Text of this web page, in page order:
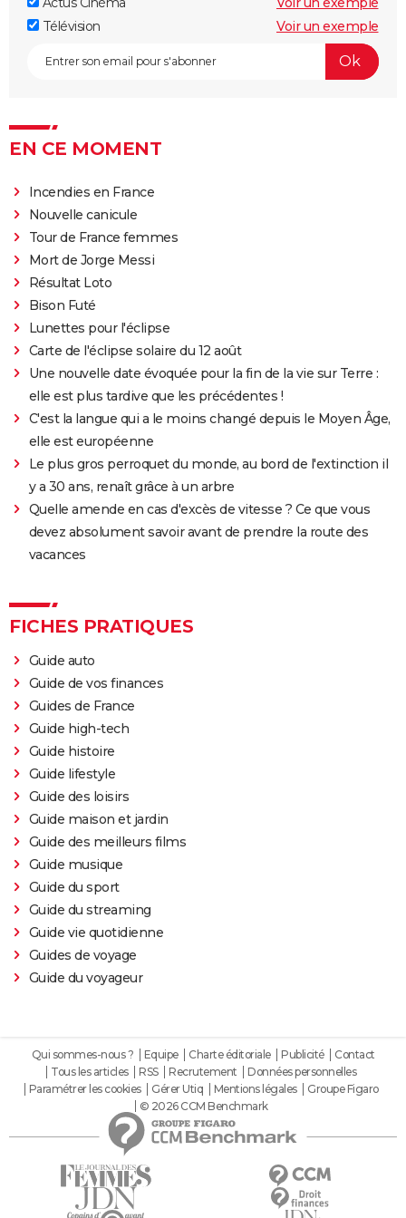
Lost in la Mancha
Télévision
Voir un exemple
EN CE MOMENT
Incendies en France
Nouvelle canicule
Tour de France femmes
Mort de Jorge Messi
Résultat Loto
Bison Futé
Lunettes pour l'éclipse
Carte de l'éclipse solaire du 12 août
Une nouvelle date évoquée pour la fin de la vie sur Terre :
elle est plus tardive que les précédentes !
C'est la langue qui a le moins changé depuis le Moyen Âge,
elle est européenne
Le plus gros perroquet du monde, au bord de l'extinction il
y a 30 ans, renaît grâce à un arbre
Quelle amende en cas d'excès de vitesse ? Ce que vous
devez absolument savoir avant de prendre la route des
vacances
FICHES PRATIQUES
Guide auto
Guide de vos finances
Guides de France
Guide high-tech
Guide histoire
Guide lifestyle
Guide des loisirs
Guide maison et jardin
Guide des meilleurs films
Guide musique
Guide du sport
Guide du streaming
Guide vie quotidienne
Guides de voyage
Guide du voyageur
Qui sommes-nous ? Equipe Charte éditoriale Publicité
Contact
Tous les articles
RSS Recrutement
Données personnelles
Paramétrer les cookies
Gérer Utiq Mentions légales
Groupe Figaro
© 2026 CCM Benchmark